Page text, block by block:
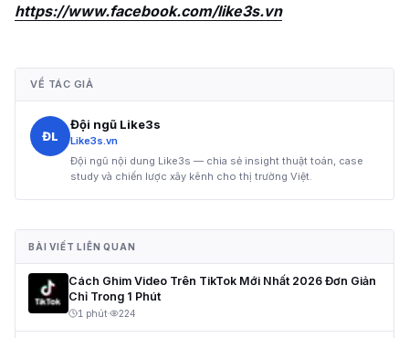
https://www.facebook.com/like3s.vn
VỀ TÁC GIẢ
ĐL
Đội ngũ Like3s
Like3s.vn
Đội ngũ nội dung Like3s — chia sẻ insight thuật toán, case
study và chiến lược xây kênh cho thị trường Việt.
BÀI VIẾT LIÊN QUAN
Cách Ghim Video Trên TikTok Mới Nhất 2026 Đơn Giản
Chỉ Trong 1 Phút
1 phút· 224